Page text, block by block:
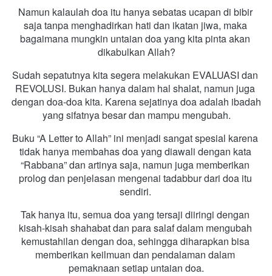
Namun kalaulah doa itu hanya sebatas ucapan di bibir
saja tanpa menghadirkan hati dan ikatan jiwa, maka
bagaimana mungkin untaian doa yang kita pinta akan
dikabulkan Allah?
Sudah sepatutnya kita segera melakukan EVALUASI dan
REVOLUSI. Bukan hanya dalam hal shalat, namun juga
dengan doa-doa kita. Karena sejatinya doa adalah ibadah
yang sifatnya besar dan mampu mengubah.
Buku “A Letter to Allah” ini menjadi sangat spesial karena
tidak hanya membahas doa yang diawali dengan kata
“Rabbana” dan artinya saja, namun juga memberikan
prolog dan penjelasan mengenai tadabbur dari doa itu
sendiri.
Tak hanya itu, semua doa yang tersaji diiringi dengan
kisah-kisah shahabat dan para salaf dalam mengubah
kemustahilan dengan doa, sehingga diharapkan bisa
memberikan keilmuan dan pendalaman dalam
pemaknaan setiap untaian doa.